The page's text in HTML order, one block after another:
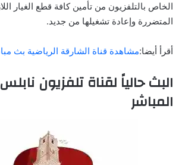
الخاص بالتلفزيون من تأمين كافة قطع الغيار
المتضررة وإعادة تشغيلها من جديد.
أقرأ أيضا:مشاهدة قناة الشارقة الرياضية بث
البث حالياً لقناة تلفزيون
المباشر